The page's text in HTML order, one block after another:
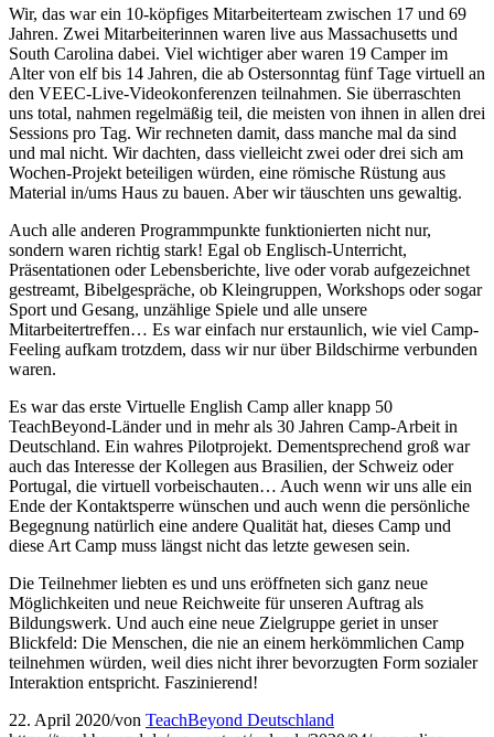
Wir, das war ein 10-köpfiges Mitarbeiterteam zwischen 17 und 69
Jahren. Zwei Mitarbeiterinnen waren live aus Massachusetts und
South Carolina dabei. Viel wichtiger aber waren 19 Camper im
Alter von elf bis 14 Jahren, die ab Ostersonntag fünf Tage virtuell an
den VEEC-Live-Videokonferenzen teilnahmen. Sie überraschten
uns total, nahmen regelmäßig teil, die meisten von ihnen in allen drei
Sessions pro Tag. Wir rechneten damit, dass manche mal da sind
und mal nicht. Wir dachten, dass vielleicht zwei oder drei sich am
Wochen-Projekt beteiligen würden, eine römische Rüstung aus
Material in/ums Haus zu bauen. Aber wir täuschten uns gewaltig.
Auch alle anderen Programmpunkte funktionierten nicht nur,
sondern waren richtig stark! Egal ob Englisch-Unterricht,
Präsentationen oder Lebensberichte, live oder vorab aufgezeichnet
gestreamt, Bibelgespräche, ob Kleingruppen, Workshops oder sogar
Sport und Gesang, unzählige Spiele und alle unsere
Mitarbeitertreffen… Es war einfach nur erstaunlich, wie viel Camp-
Feeling aufkam trotzdem, dass wir nur über Bildschirme verbunden
waren.
Es war das erste Virtuelle English Camp aller knapp 50
TeachBeyond-Länder und in mehr als 30 Jahren Camp-Arbeit in
Deutschland. Ein wahres Pilotprojekt. Dementsprechend groß war
auch das Interesse der Kollegen aus Brasilien, der Schweiz oder
Portugal, die virtuell vorbeischauten… Auch wenn wir uns alle ein
Ende der Kontaktsperre wünschen und auch wenn die persönliche
Begegnung natürlich eine andere Qualität hat, dieses Camp und
diese Art Camp muss längst nicht das letzte gewesen sein.
Die Teilnehmer liebten es und uns eröffneten sich ganz neue
Möglichkeiten und neue Reichweite für unseren Auftrag als
Bildungswerk. Und auch eine neue Zielgruppe geriet in unser
Blickfeld: Die Menschen, die nie an einem herkömmlichen Camp
teilnehmen würden, weil dies nicht ihrer bevorzugten Form sozialer
Interaktion entspricht. Faszinierend!
22. April 2020/von TeachBeyond Deutschland